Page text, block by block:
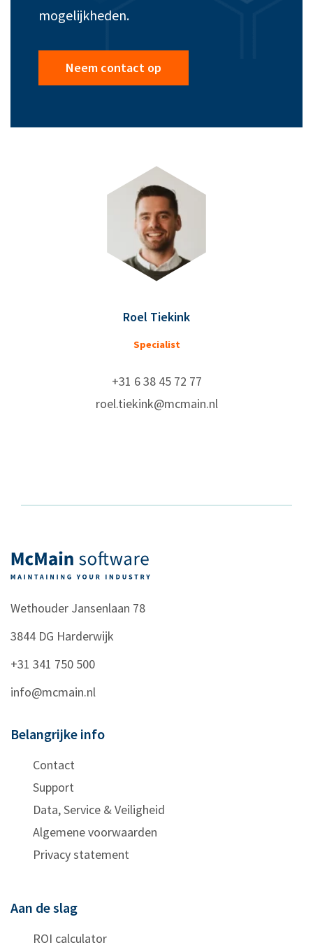
mogelijkheden.
Neem contact op
Roel Tiekink
Specialist
+31 6 38 45 72 77
roel.tiekink@mcmain.nl
Wethouder Jansenlaan 78
3844 DG Harderwijk
+31 341 750 500
info@mcmain.nl
Belangrijke info
Contact
Support
Data, Service & Veiligheid
Algemene voorwaarden
Privacy statement
Aan de slag
ROI calculator